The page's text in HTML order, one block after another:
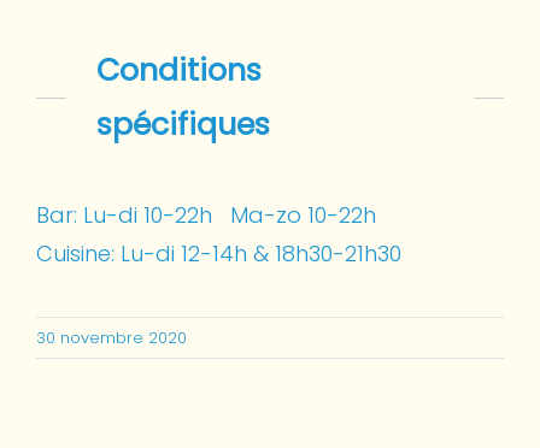
Conditions
spécifiques
Bar: Lu-di 10-22h Ma-zo 10-22h
Cuisine: Lu-di 12-14h & 18h30-21h30
30 novembre 2020